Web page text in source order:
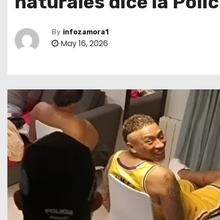
By infozamora1
May 16, 2026